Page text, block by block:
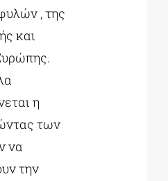
, της
και
η
των
να
την